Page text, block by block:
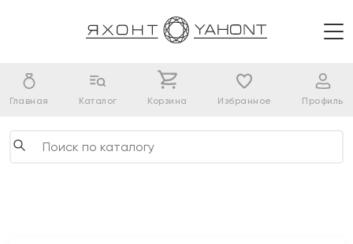
Главная Каталог Корзина Избранное Профиль